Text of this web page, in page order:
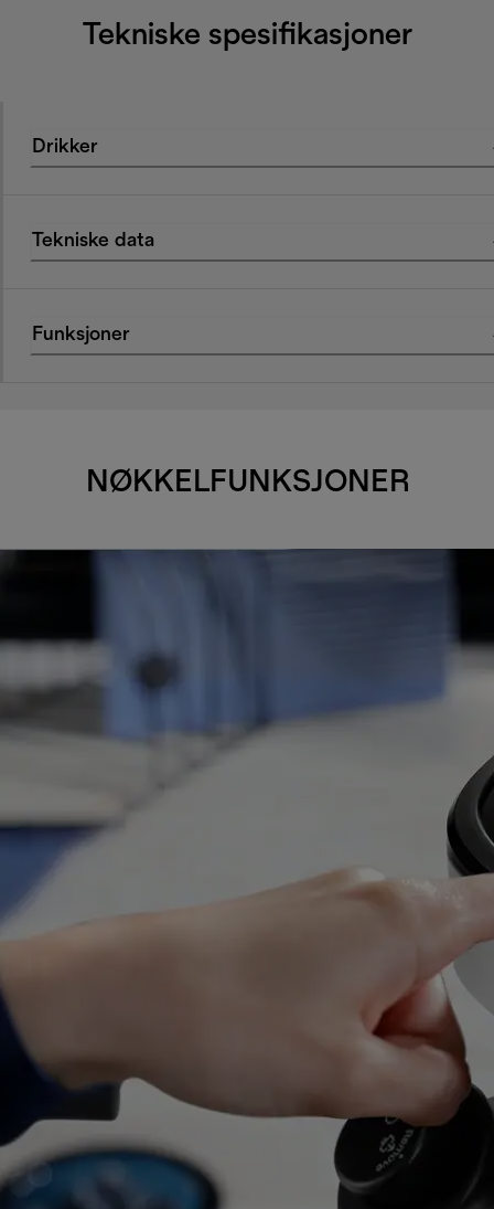
Tekniske spesifikasjoner
Drikker
Tekniske data
Funksjoner
NØKKELFUNKSJONER